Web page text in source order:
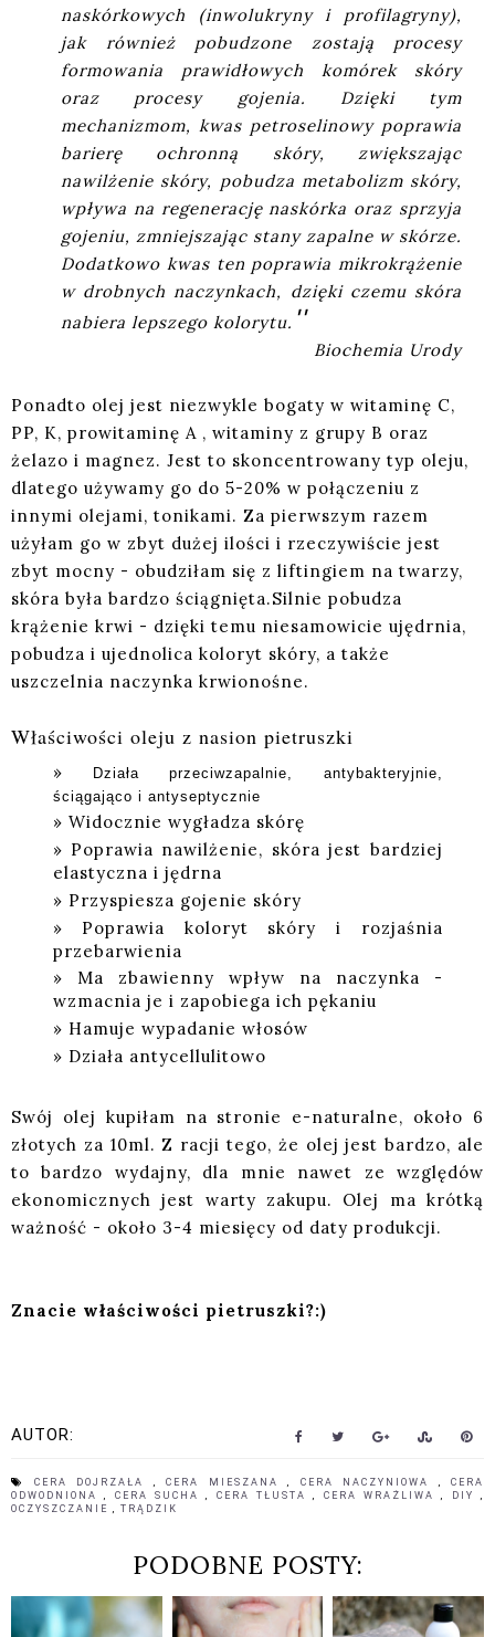
naskórkowych (inwolukryny i profilagryny),
jak również pobudzone zostają procesy
formowania prawidłowych komórek skóry
oraz procesy gojenia. Dzięki tym
mechanizmom, kwas petroselinowy poprawia
barierę ochronną skóry, zwiększając
nawilżenie skóry, pobudza metabolizm skóry,
wpływa na regenerację naskórka oraz sprzyja
gojeniu, zmniejszając stany zapalne w skórze.
Dodatkowo kwas ten poprawia mikrokrążenie
w drobnych naczynkach, dzięki czemu skóra
nabiera lepszego kolorytu. ''
Biochemia Urody
Ponadto olej jest niezwykle bogaty w witaminę C,
PP, K, prowitaminę A , witaminy z grupy B oraz
żelazo i magnez. Jest to skoncentrowany typ oleju,
dlatego używamy go do 5-20% w połączeniu z
innymi olejami, tonikami. Za pierwszym razem
użyłam go w zbyt dużej ilości i rzeczywiście jest
zbyt mocny - obudziłam się z liftingiem na twarzy,
skóra była bardzo ściągnięta.Silnie pobudza
krążenie krwi - dzięki temu niesamowicie ujędrnia,
pobudza i ujednolica koloryt skóry, a także
uszczelnia naczynka krwionośne.
Właściwości oleju z nasion pietruszki
Działa przeciwzapalnie, antybakteryjnie,
ściągająco i antyseptycznie
Widocznie wygładza skórę
Poprawia nawilżenie, skóra jest bardziej
elastyczna i jędrna
Przyspiesza gojenie skóry
Poprawia koloryt skóry i rozjaśnia
przebarwienia
Ma zbawienny wpływ na naczynka -
wzmacnia je i zapobiega ich pękaniu
Hamuje wypadanie włosów
Działa antycellulitowo
Swój olej kupiłam na stronie e-naturalne, około 6
złotych za 10ml. Z racji tego, że olej jest bardzo, ale
to bardzo wydajny, dla mnie nawet ze względów
ekonomicznych jest warty zakupu. Olej ma krótką
ważność - około 3-4 miesięcy od daty produkcji.
Znacie właściwości pietruszki?:)
AUTOR:
CERA DOJRZAŁA , CERA MIESZANA , CERA NACZYNIOWA , CERA
ODWODNIONA, CERA SUCHA, CERA TŁUSTA, CERA WRAŻLIWA, DIY,
OCZYSZCZANIE , TRĄDZIK
PODOBNE POSTY: